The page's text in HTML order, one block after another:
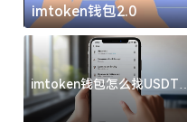
imtoken钱包2.0
imtoken钱包怎么找USDT地
址？三步搞定不踩坑